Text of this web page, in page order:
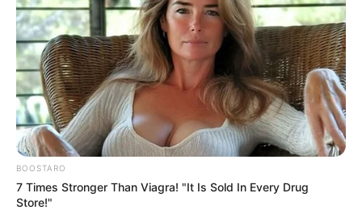
BOOSTARO
7 Times Stronger Than Viagra! "It Is Sold In Every Drug
Store!"